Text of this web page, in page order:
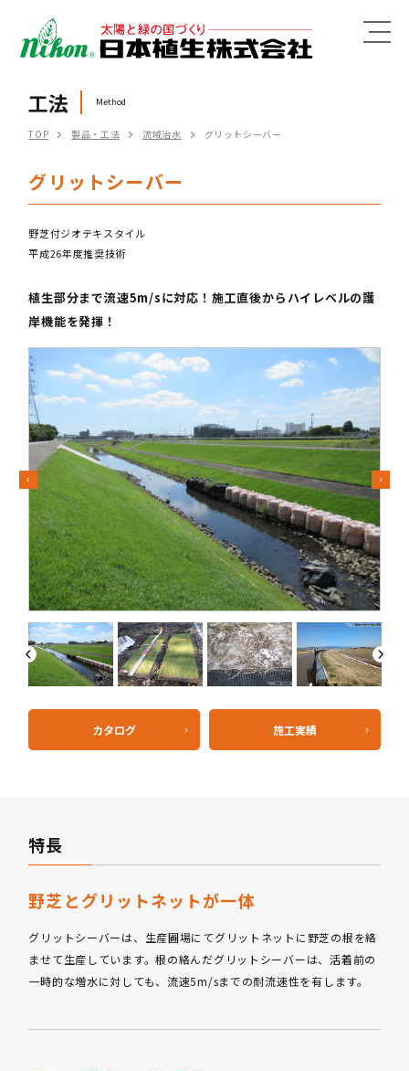
MENU
工法 Method
TOP 製品・工法 流域治水 グリットシーバー
グリットシーバー
野芝付ジオテキスタイル
平成26年度推奨技術
植生部分まで流速5m/sに対応！施工直後からハイレベルの護
岸機能を発揮！
Previous Next
Previous Next
カタログ 施工実績
特長
野芝とグリットネットが一体
グリットシーバーは、生産圃場にてグリットネットに野芝の根を絡
ませて生産しています。根の絡んだグリットシーバーは、活着前の
一時的な増水に対しても、流速5m/sまでの耐流速性を有します。